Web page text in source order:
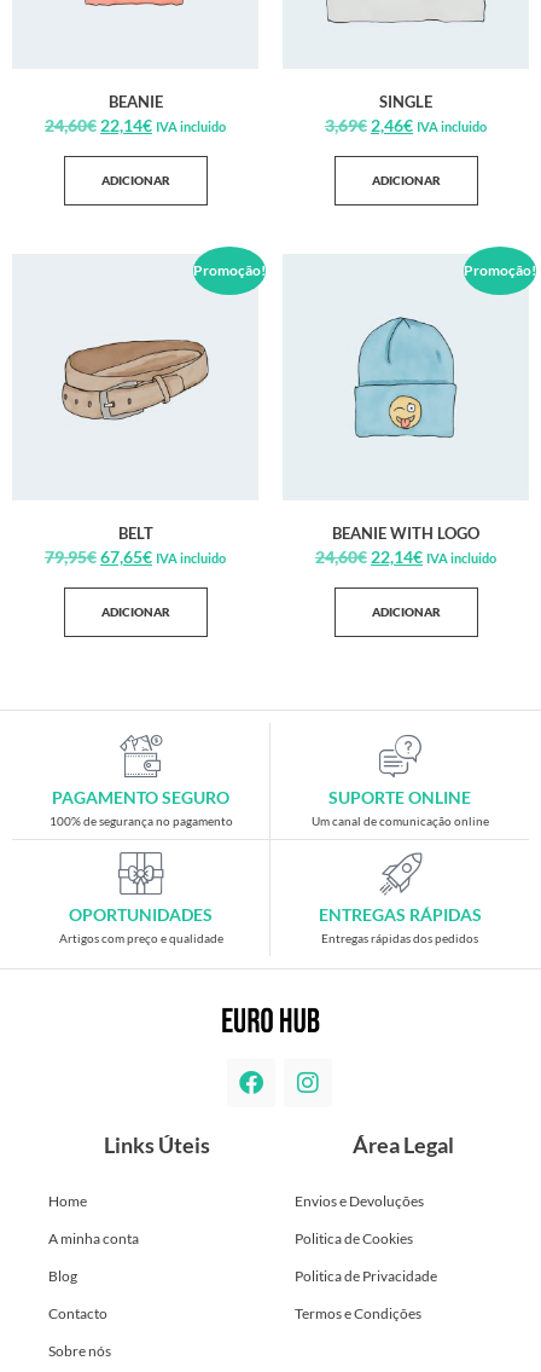
BEANIE
24,60€ 22,14€ IVA incluido
ADICIONAR
SINGLE
3,69€ 2,46€ IVA incluido
ADICIONAR
Promoção!
BELT
79,95€67,65€ IVA incluido
ADICIONAR
Promoção!
BEANIE WITH LOGO
24,60€ 22,14€ IVA incluido
ADICIONAR
PAGAMENTO SEGURO
100% de segurança no pagamento
SUPORTE ONLINE
Um canal de comunicação online
OPORTUNIDADES
Artigos com preço e qualidade
ENTREGAS RÁPIDAS
Entregas rápidas dos pedidos
Links Úteis
Home
A minha conta
Blog
Contacto
Sobre nós
Área Legal
Envios e Devoluções
Politica de Cookies
Politica de Privacidade
Termos e Condições